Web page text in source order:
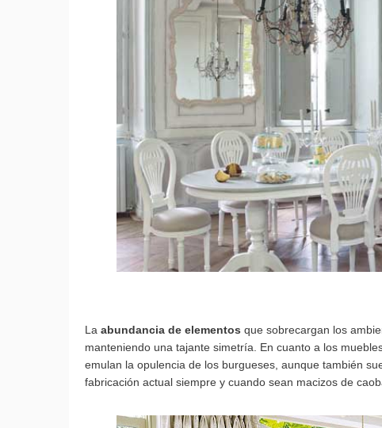
La abundancia de elementos que sobrecargan los
manteniendo una tajante simetría. En cuanto a los
emulan la opulencia de los burgueses, aunque también
fabricación actual siempre y cuando sean macizos de